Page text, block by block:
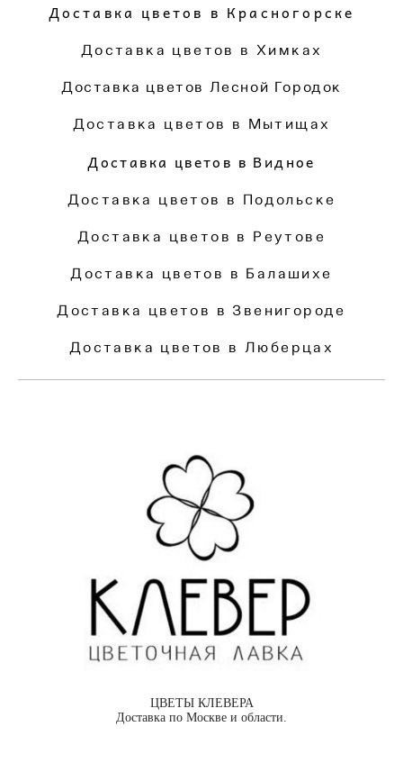
Доставка цветов в Красногорске
Доставка цветов в Химках
Доставка цветов Лесной Городок
Доставка цветов в Мытищах
Доставка цветов в Видное
Доставка цветов в Подольске
Доставка цветов в Реутове
Доставка цветов в Балашихе
Доставка цветов в Звенигороде
Доставка цветов в Люберцах
ЦВЕТЫ КЛЕВЕРА
Доставка по Москве и области.